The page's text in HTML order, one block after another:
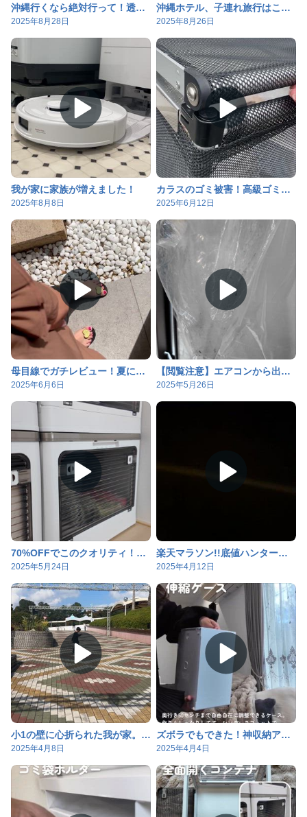
沖縄行くなら絶対行って！透明度抜群お魚のいる海
2025年8月28日
沖縄ホテル、子連れ旅行はここが最強
2025年8月26日
我が家に家族が増えました！
2025年8月8日
カラスのゴミ被害！高級ゴミ箱買ってみたけど思ったんと違う！
2025年6月12日
母目線でガチレビュー！夏に本当に役立ったアイテム公開
2025年6月6日
【閲覧注意】エアコンから出てきたのは、まさかのドブ水…！
2025年5月26日
70%OFFでこのクオリティ！？5面開く万能コンテナが控えめに言って神！
2025年5月24日
楽天マラソン!!底値ハンターおはるがおすすめする激安グッズ
2025年4月12日
小1の壁に心折られた我が家。和歌山のパンダと温泉がすべてを癒してくれた
2025年4月8日
ズボラでもできた！神収納アイテムをプロが厳選
2025年4月4日